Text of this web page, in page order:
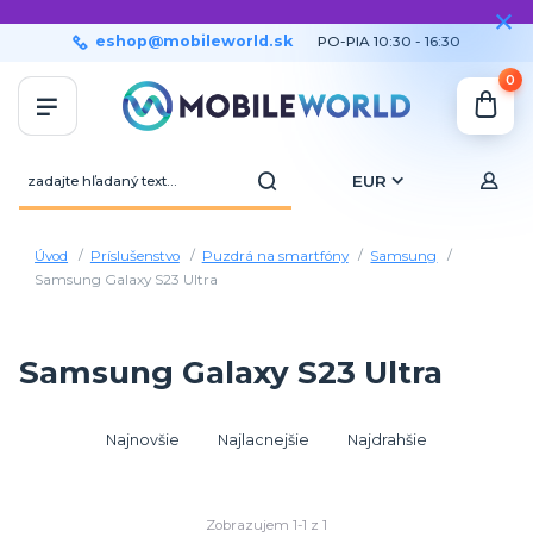
EUR
eshop@mobileworld.sk PO-PIA 10:30 - 16:30
0
Úvod Príslušenstvo Puzdrá na smartfóny
Samsung
Samsung Galaxy S23 Ultra
Samsung Galaxy S23 Ultra
Najnovšie Najlacnejšie Najdrahšie
Zobrazujem 1-1 z 1